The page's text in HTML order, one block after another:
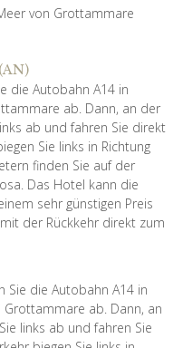
von Grottammare
die Autobahn A14 in
ab. Dann, an der
ab und fahren Sie direkt
Sie links in Richtung
finden Sie auf der
Das Hotel kann die
sehr günstigen Preis
der Rückkehr direkt zum
Sie die Autobahn A14 in
Grottammare ab. Dann, an
links ab und fahren Sie